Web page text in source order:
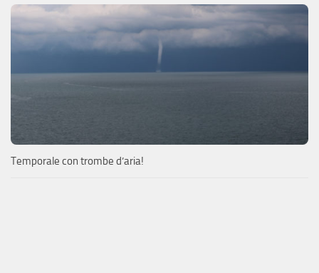
Temporale con trombe d’aria!